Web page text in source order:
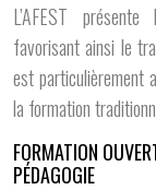
L’AFEST
favorisant ainsi le
est particulièrement
la formation
FORMATION
PÉDAGOGIE